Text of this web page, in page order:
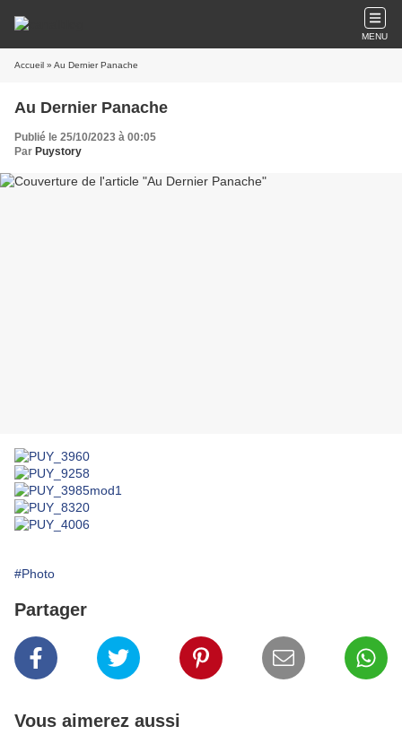
MENU
Accueil » Au Dernier Panache
Au Dernier Panache
Publié le 25/10/2023 à 00:05
Par Puystory
#Photo
Partager
Vous aimerez aussi